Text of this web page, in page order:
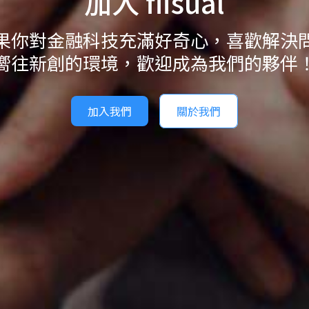
你對金融科技充滿好奇心，喜歡解決
往新創的環境，歡迎成為我們的夥伴
加入我們 關於我們